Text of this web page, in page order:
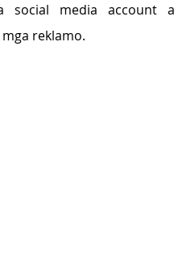
social media account
reklamo.